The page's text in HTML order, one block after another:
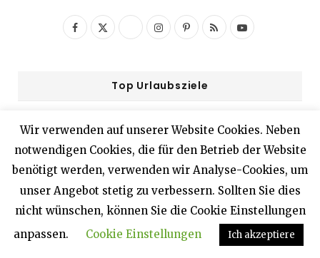
F
o
o
k
X
t
t
e
I
g
r
a
P
e
r
e
s
R
Y
u
b
e
Top Urlaubsziele
RÜGEN
Wir verwenden auf unserer Website Cookies. Neben
notwendigen Cookies, die für den Betrieb der Website
benötigt werden, verwenden wir Analyse-Cookies, um
unser Angebot stetig zu verbessern. Sollten Sie dies
nicht wünschen, können Sie die Cookie Einstellungen
anpassen.
Cookie Einstellungen Ich akzeptiere